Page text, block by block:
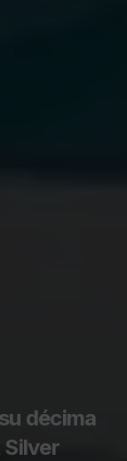
décima
Silver